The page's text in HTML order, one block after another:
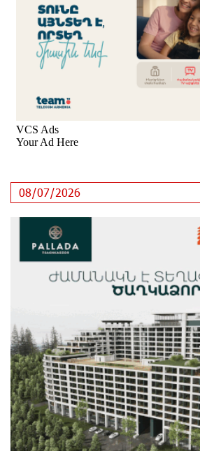
годовых и оформление в
Платформа Rate.Trading на
IDBank представил
Состоялось открытие
поддержке IDBank
Пашинян ты упустил свой
Аршак Карапетян
Обновленный Центр продаж и
открылся по адресу ул.
Никогда Нагорный Карабах не
независимого Азербайджана.
Бывший премьер-министр
президенту страны с просьбой
освобождению армянских